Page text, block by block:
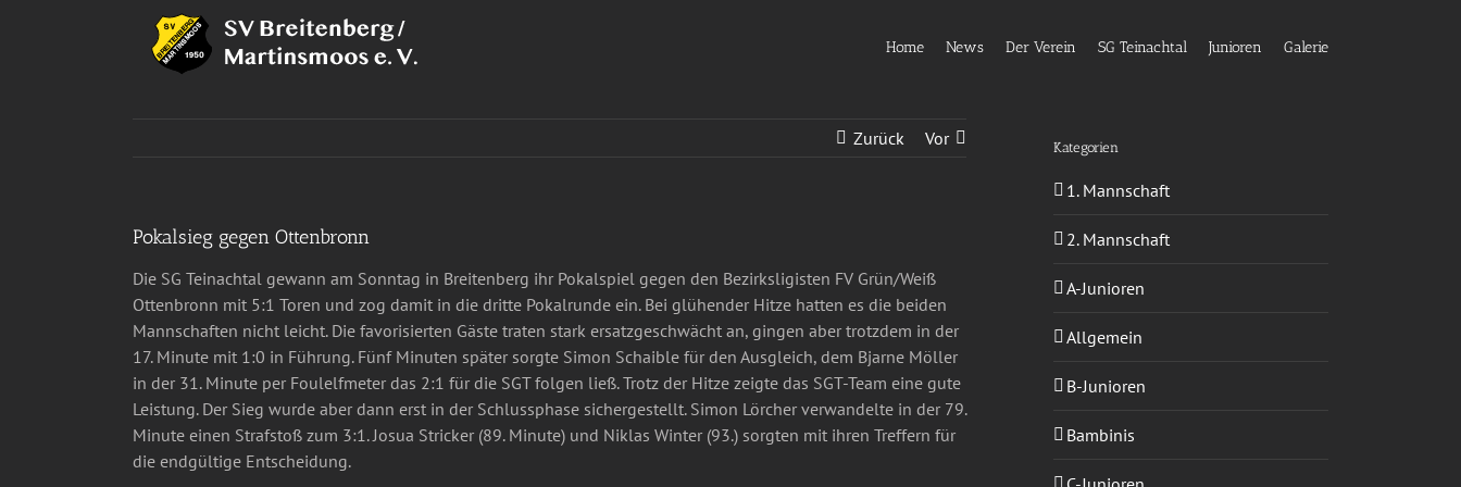
Home News Der Verein SG Teinachtal Junioren Galerie
Zurück Vor
Pokalsieg gegen Ottenbronn
Die SG Teinachtal gewann am Sonntag in Breitenberg ihr Pokalspiel gegen den Bezirksligisten FV Grün/Weiß
Ottenbronn mit 5:1 Toren und zog damit in die dritte Pokalrunde ein. Bei glühender Hitze hatten es die beiden
Mannschaften nicht leicht. Die favorisierten Gäste traten stark ersatzgeschwächt an, gingen aber trotzdem in der
17. Minute mit 1:0 in Führung. Fünf Minuten später sorgte Simon Schaible für den Ausgleich, dem Bjarne Möller
in der 31. Minute per Foulelfmeter das 2:1 für die SGT folgen ließ. Trotz der Hitze zeigte das SGT-Team eine gute
Leistung. Der Sieg wurde aber dann erst in der Schlussphase sichergestellt. Simon Lörcher verwandelte in der 79.
Minute einen Strafstoß zum 3:1. Josua Stricker (89. Minute) und Niklas Winter (93.) sorgten mit ihren Treffern für
die endgültige Entscheidung.
Kategorien
1. Mannschaft
2. Mannschaft
A-Junioren
Allgemein
B-Junioren
Bambinis